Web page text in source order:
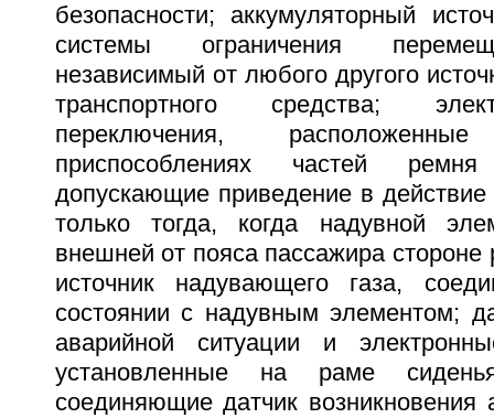
безопасности; аккумуляторный
системы ограничения
независимый от любого другого
транспортного средства;
переключения,
приспособлениях частей
допускающие приведение в действие
только тогда, когда надувной
внешней от пояса пассажира стороне
источник надувающего газа,
состоянии с надувным элементом;
аварийной ситуации и
установленные на раме
соединяющие датчик возникновения